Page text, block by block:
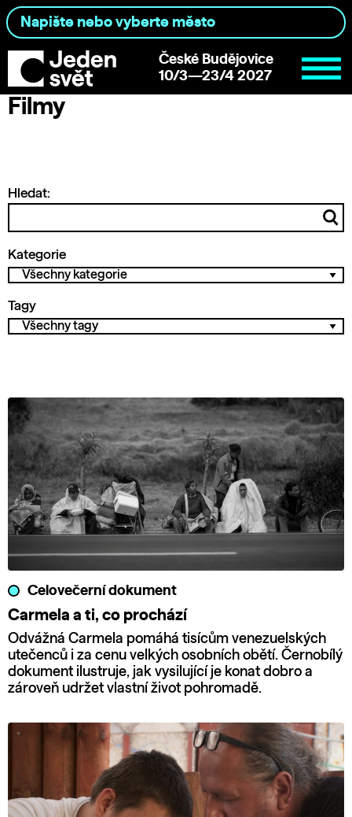
České Budějovice
10/3—23/4 2027
Filmy
Hledat:
Kategorie
Tagy
Celovečerní dokument
Carmela a ti, co prochází
Odvážná Carmela pomáhá tisícům venezuelských
utečenců i za cenu velkých osobních obětí. Černobílý
dokument ilustruje, jak vysilující je konat dobro a
zároveň udržet vlastní život pohromadě.